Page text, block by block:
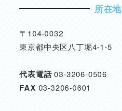
所在地
〒104-0032
東京都中央区八丁堀4-1-5
代表電話03-3206-0506
FAX 03-3206-0601